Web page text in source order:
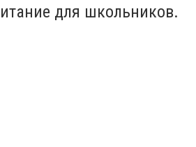
для школьников.